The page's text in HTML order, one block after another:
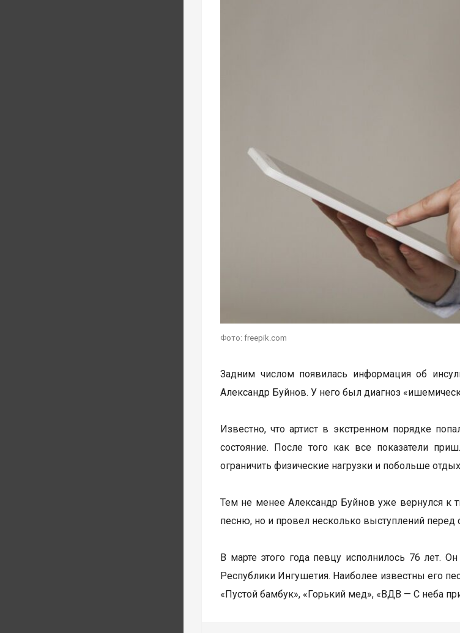
Фото: freepik.com
Задним числом появилась информация об
Александр Буйнов. У него был диагноз
Известно, что артист в экстренном порядке
состояние. После того как все показатели
ограничить физические нагрузки и побольше
Тем не менее Александр Буйнов уже вернулся к
песню, но и провел несколько выступлений
В марте этого года певцу исполнилось 76 лет.
Республики Ингушетия. Наиболее известны его
«Пустой бамбук», «Горький мед», «ВДВ — С неба